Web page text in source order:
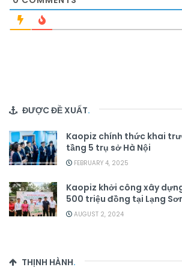
ĐƯỢC ĐỀ XUẤT.
Kaopiz chính thức khai
tầng 5 trụ sở Hà Nội
FEBRUARY 4, 2025
Kaopiz khởi công xây
500 triệu đồng tại Lạng
AUGUST 2, 2024
THỊNH HÀNH.